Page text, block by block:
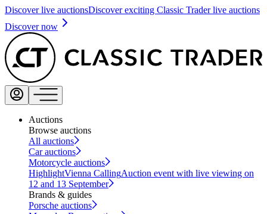
Discover live auctionsDiscover exciting Classic Trader live auctions
Discover now
Auctions
Browse auctions
All auctions
Car auctions
Motorcycle auctions
HighlightVienna CallingAuction event with live viewing on
12 and 13 September
Brands & guides
Porsche auctions